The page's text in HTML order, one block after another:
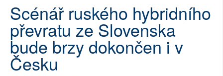
ARCHIV
ROZHOVORY
TÉMATA
Scénář ruského hybridního
převratu ze Slovenska
bude brzy dokončen i v
Česku